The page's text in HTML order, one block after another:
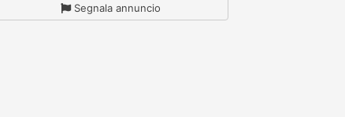
Segnala annuncio